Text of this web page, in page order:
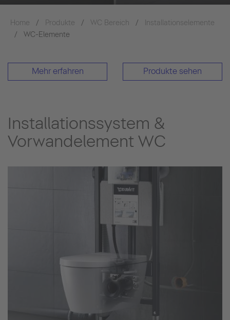
Home Produkte WC Bereich
Installationselemente
WC-Elemente
Mehr erfahren Produkte sehen
Installationssystem &
Vorwandelement WC